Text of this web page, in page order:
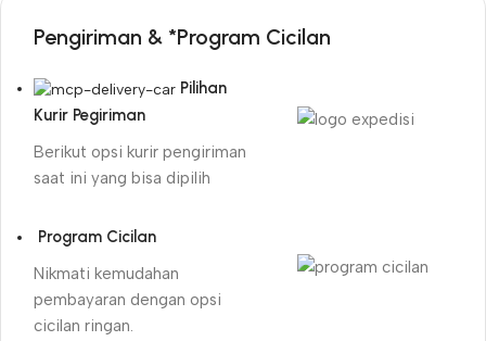
Pengiriman & *Program Cicilan
Pilihan
Kurir Pegiriman
Berikut opsi kurir pengiriman
saat ini yang bisa dipilih
Program Cicilan
Nikmati kemudahan
pembayaran dengan opsi
cicilan ringan.